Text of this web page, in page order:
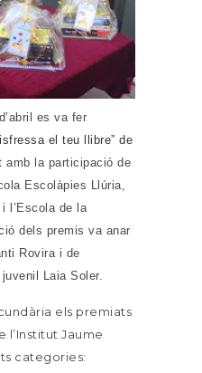
es va fer
el teu llibre” de
amb la participació de
Escolàpies Llúria,
l’Escola de la
dels premis va anar
Rovira i de
juvenil Laia Soler.
els premiats
l’Institut Jaume
categories: